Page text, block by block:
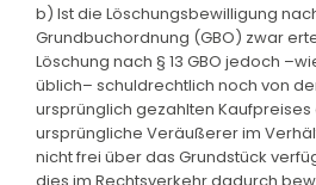
b) Ist die Löschungsbewilligung
Grundbuchordnung (GBO) zwar
Löschung nach § 13 GBO jedoch
üblich– schuldrechtlich noch von
ursprünglich gezahlten
ursprüngliche Veräußerer im
nicht frei über das Grundstück